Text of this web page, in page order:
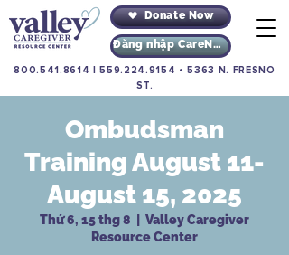
Donate Now
Đăng nhập CareNav
800.541.8614 |559.224.9154 •5363 N. FRESNO
ST.
Ombudsman
Training August 11-
August 15, 2025
Thứ 6, 15 thg 8
Valley Caregiver
Resource Center